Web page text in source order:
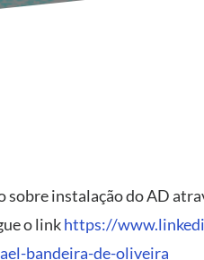
sobre instalação do AD
o linkhttps://
bandeira-de-oliveira